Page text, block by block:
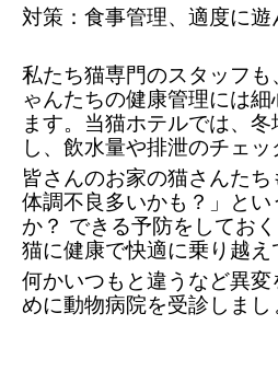
対策：食事管理、適度に遊
私たち猫専門のスタッフ
ゃんたちの健康管理には
ます。当猫ホテルでは、
し、飲水量や排泄のチェッ
皆さんのお家の猫さんた
体調不良多いかも？」とい
か？ できる予防をしてお
猫に健康で快適に乗り越え
何かいつもと違うなど異
めに動物病院を受診しまし